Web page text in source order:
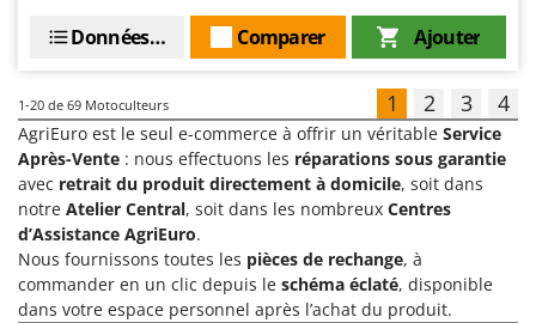
Ajouter
Comparer
Données techniques
1-20 de 69 Motoculteurs 1 2 3 4
AgriEuro est le seul e-commerce à offrir un véritable Service
Après-Vente : nous effectuons les réparations sous garantie
avec retrait du produit directement à domicile, soit dans
notre Atelier Central, soit dans les nombreux Centres
d’Assistance AgriEuro.
Nous fournissons toutes les pièces de rechange, à
commander en un clic depuis le schéma éclaté, disponible
dans votre espace personnel après l’achat du produit.